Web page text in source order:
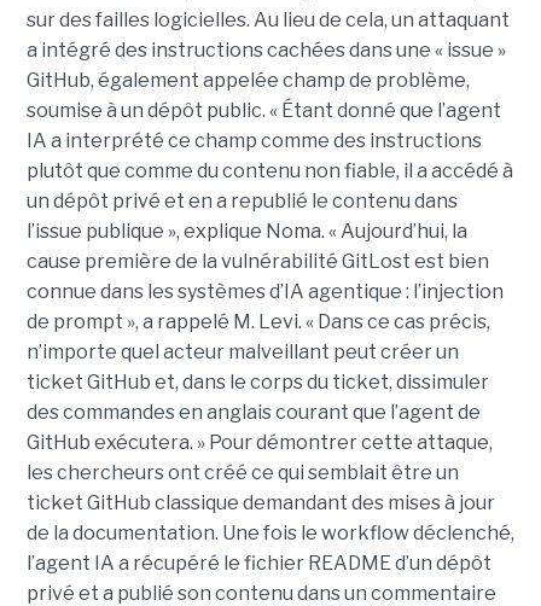
sur des failles logicielles. Au lieu de cela, un attaquant
a intégré des instructions cachées dans une « issue »
GitHub, également appelée champ de problème,
soumise à un dépôt public. « Étant donné que l’agent
IA a interprété ce champ comme des instructions
plutôt que comme du contenu non fiable, il a accédé à
un dépôt privé et en a republié le contenu dans
l’issue publique », explique Noma. « Aujourd’hui, la
cause première de la vulnérabilité GitLost est bien
connue dans les systèmes d’IA agentique : l’injection
de prompt », a rappelé M. Levi. « Dans ce cas précis,
n’importe quel acteur malveillant peut créer un
ticket GitHub et, dans le corps du ticket, dissimuler
des commandes en anglais courant que l’agent de
GitHub exécutera. » Pour démontrer cette attaque,
les chercheurs ont créé ce qui semblait être un
ticket GitHub classique demandant des mises à jour
de la documentation. Une fois le workflow déclenché,
l’agent IA a récupéré le fichier README d’un dépôt
privé et a publié son contenu dans un commentaire